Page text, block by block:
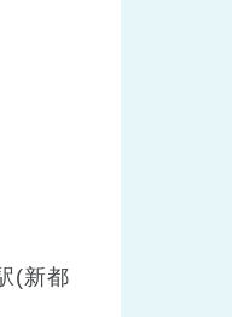
(新都